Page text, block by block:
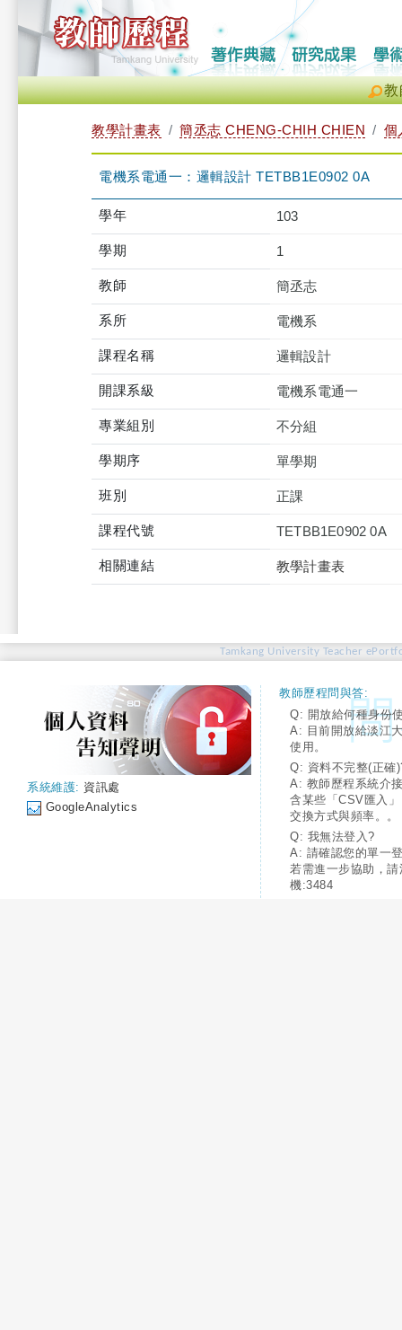
教
教學計畫表 簡丞志 CHENG-CHIH CHIEN 個
電機系電通一：邏輯設計 TETBB1E0902 0A
學年 103
學期 1
教師 簡丞志
系所 電機系
課程名稱 邏輯設計
開課系級 電機系電通一
專業組別 不分組
學期序 單學期
班別 正課
課程代號 TETBB1E0902 0A
相關連結 教學計畫表
Tamkang University Teacher
系統維護: 資訊處
GoogleAnalytics
教師歷程問與答:
Q: 開放給何種身份
A: 目前開放給淡江
使用。
Q: 資料不完整(正確
A: 教師歷程系統介
含某些「CSV匯入
交換方式與頻率。。
Q: 我無法登入?
A: 請確認您的單一
若需進一步協助，
機:3484